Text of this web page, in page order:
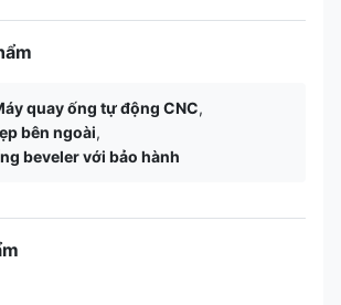
quay ống tự động CNC,
bên ngoài,
beveler với bảo hành